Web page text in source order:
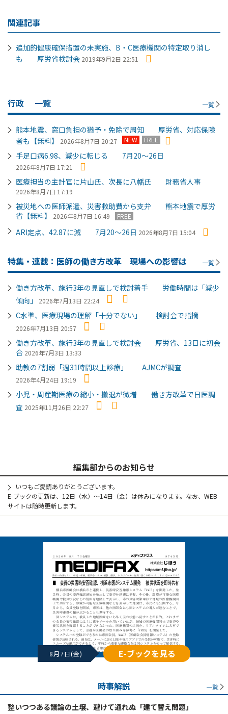
関連記事
追加的健康確保措置の未実施、B・C医療機関の特定取り消し
も 厚労省検討会 2019年9月2日 22:51
行政 一覧 一覧
熊本地震、窓口負担の猶予・免除で周知 厚労省、対応保険
者も【無料】
2026年8月7日 20:27 NEW FREE
手足口病6.98、減少に転じる 7月20～26日
2026年8月7日 17:21
医療担当の主計官に片山氏、次長に八幡氏 財務省人事
2026年8月7日 17:19
被災地への医師派遣、災害救助費から支弁 熊本地震で厚労
省【無料】
2026年8月7日 16:49 FREE
ARI定点、42.87に減 7月20～26日 2026年8月7日 15:04
特集・連載：医師の働き方改革 現場への影響は 一覧
働き方改革、施行3年の見直しで検討着手 労働時間は「減少
傾向」
2026年7月13日 22:24
C水準、医療現場の理解「十分でない」 検討会で指摘
2026年7月13日 20:57
働き方改革、施行3年の見直しで検討会 厚労省、13日に初会
合 2026年7月3日 13:33
助教の7割弱「週31時間以上診療」 AJMCが調査
2026年4月24日 19:19
小児・周産期医療の縮小・撤退が微増 働き方改革で日医調
査 2025年11月26日 22:27
編集部からのお知らせ
いつもご愛読ありがとうございます。
E-ブックの更新は、12日（水）～14日（金）は休みになります。なお、WEB
サイトは随時更新します。
8月7日(金) E-ブックを見る
時事解説 一覧
整いつつある議論の土壌、避けて通れぬ「建て替え問題」